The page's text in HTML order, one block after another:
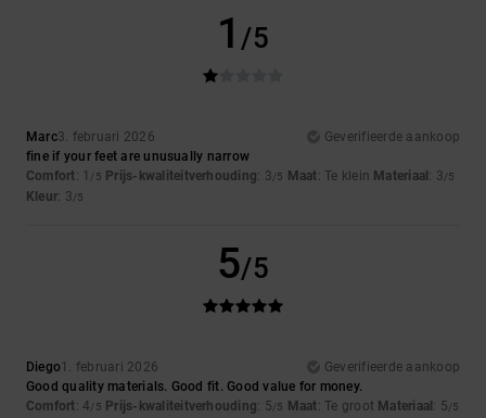
1 /5
Marc3. februari 2026
Geverifieerde aankoop
fine if your feet are unusually narrow
Comfort: 1 /5 Prijs-kwaliteitverhouding: 3/5 Maat: Te klein Materiaal : 3/5
Kleur: 3/5
5/5
Diego1. februari 2026
Geverifieerde aankoop
Good quality materials. Good fit. Good value for money.
Comfort: 4/5 Prijs-kwaliteitverhouding: 5/5 Maat: Te groot Materiaal : 5/5